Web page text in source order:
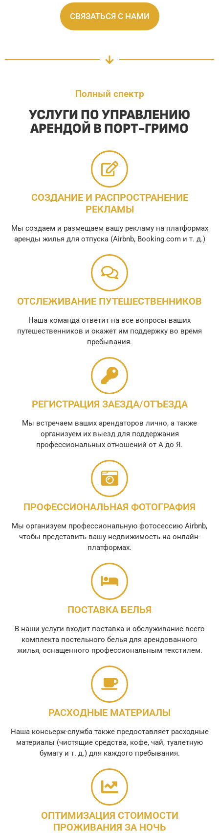
СВЯЗАТЬСЯ С НАМИ
Полный спектр
УСЛУГИ ПО УПРАВЛЕНИЮ
АРЕНДОЙ В ПОРТ-ГРИМО
СОЗДАНИЕ И РАСПРОСТРАНЕНИЕ
РЕКЛАМЫ
Мы создаем и размещаем вашу рекламу на платформах
аренды жилья для отпуска (Airbnb, Booking.com и т. д.)
ОТСЛЕЖИВАНИЕ ПУТЕШЕСТВЕННИКОВ
Наша команда ответит на все вопросы ваших
путешественников и окажет им поддержку во время
пребывания.
РЕГИСТРАЦИЯ ЗАЕЗДА/ОТЪЕЗДА
Мы встречаем ваших арендаторов лично, а также
организуем их выезд для поддержания
профессиональных отношений от А до Я.
ПРОФЕССИОНАЛЬНАЯ ФОТОГРАФИЯ
Мы организуем профессиональную фотосессию Airbnb,
чтобы представить вашу недвижимость на онлайн-
платформах.
ПОСТАВКА БЕЛЬЯ
В наши услуги входит поставка и обслуживание всего
комплекта постельного белья для арендованного
жилья, оснащенного профессиональным текстилем.
РАСХОДНЫЕ МАТЕРИАЛЫ
Наша консьерж-служба также предоставляет расходные
материалы (чистящие средства, кофе, чай, туалетную
бумагу и т. д.) для каждого пребывания.
ОПТИМИЗАЦИЯ СТОИМОСТИ
ПРОЖИВАНИЯ ЗА НОЧЬ